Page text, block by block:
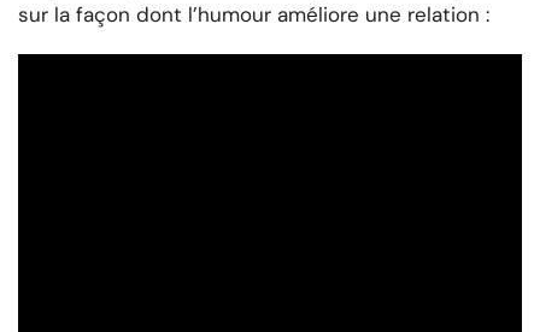
sur la façon dont l’humour améliore une relation :